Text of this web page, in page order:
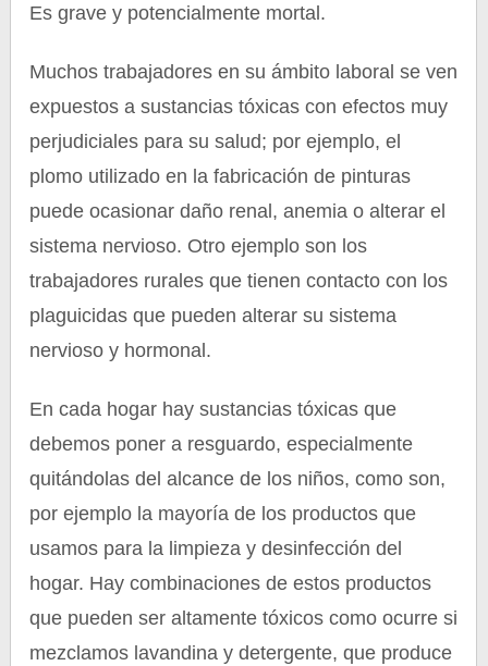
Es grave y potencialmente mortal.
Muchos trabajadores en su ámbito laboral se ven
expuestos a sustancias tóxicas con efectos muy
perjudiciales para su salud; por ejemplo, el
plomo utilizado en la fabricación de pinturas
puede ocasionar daño renal, anemia o alterar el
sistema nervioso. Otro ejemplo son los
trabajadores rurales que tienen contacto con los
plaguicidas que pueden alterar su sistema
nervioso y hormonal.
En cada hogar hay sustancias tóxicas que
debemos poner a resguardo, especialmente
quitándolas del alcance de los niños, como son,
por ejemplo la mayoría de los productos que
usamos para la limpieza y desinfección del
hogar. Hay combinaciones de estos productos
que pueden ser altamente tóxicos como ocurre si
mezclamos lavandina y detergente, que produce